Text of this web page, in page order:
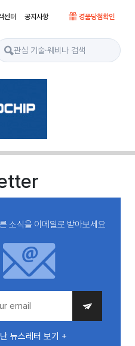
센터 공지사항 경품당첨확인
소식을 이메일로 받아보세요
뉴스레터 보기 +